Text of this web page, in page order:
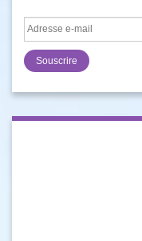
Adresse
e-
mail